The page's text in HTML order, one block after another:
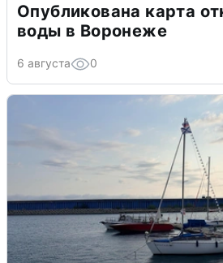
Опубликована карта
воды в Воронеже
6 августа 0